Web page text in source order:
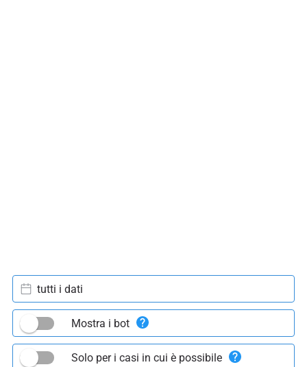
tutti i dati
Mostra i bot
Solo per i casi in cui è possibile